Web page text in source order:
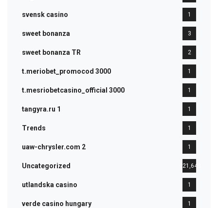
svensk casino 1
sweet bonanza 3
sweet bonanza TR 2
t.meriobet_promocod 3000 1
t.mesriobetcasino_official 3000 1
tangyra.ru 1 1
Trends 1
uaw-chrysler.com 2 1
Uncategorized 21,643
utlandska casino 1
verde casino hungary 1